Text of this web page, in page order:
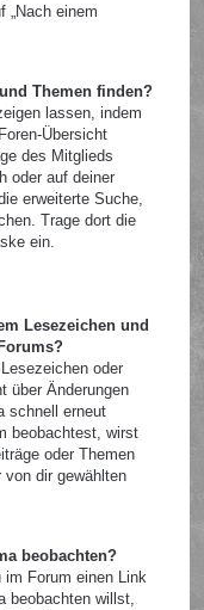
„Nach einem
Themen finden?
lassen, indem
Übersicht
des Mitglieds
oder auf deiner
erweiterte Suche,
Trage dort die
ein.
Lesezeichen und
oder
über Änderungen
schnell erneut
beobachtest, wirst
oder Themen
dir gewählten
beobachten?
Forum einen Link
beobachten willst,